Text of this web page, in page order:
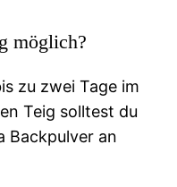
möglich?
zu zwei Tage im
Teig solltest du
Backpulver an